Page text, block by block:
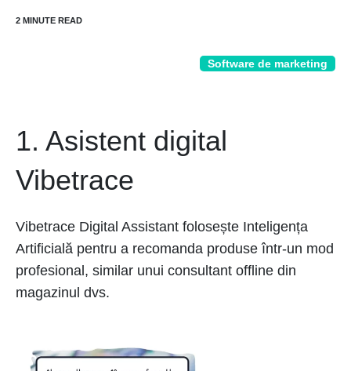
Software de marketing
1. Asistent digital
Vibetrace
Vibetrace Digital Assistant folosește Inteligența
Artificială pentru a recomanda produse într-un mod
profesional, similar unui consultant offline din
magazinul dvs.